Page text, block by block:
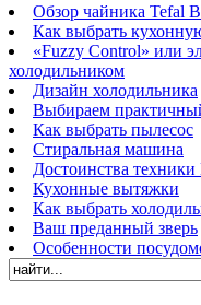
Обзор чайника Tefal
Как выбрать
«Fuzzy Control» или
холодильником
Дизайн холодильника
Выбираем
Как выбрать пылесос
Стиральная машина
Достоинства техники
Кухонные вытяжки
Как выбрать
Ваш преданный зверь
Особенности